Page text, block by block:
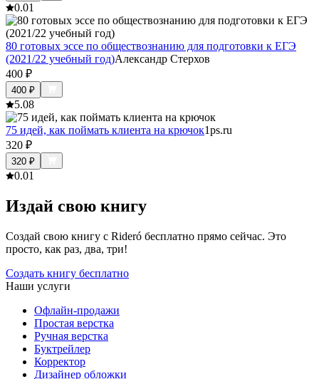
0.01
80 готовых эссе по обществознанию для подготовки к ЕГЭ
(2021/22 учебный год)Александр Стерхов
400 ₽
400 ₽
5.08
75 идей, как поймать клиента на крючок1ps.ru
320 ₽
320 ₽
0.01
Издай свою книгу
Создай свою книгу с Rideró бесплатно прямо сейчас. Это
просто, как раз, два, три!
Создать книгу бесплатно
Наши услуги
Офлайн-продажи
Простая верстка
Ручная верстка
Буктрейлер
Корректор
Дизайнер обложки